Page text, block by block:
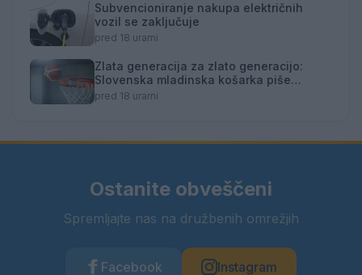
Subvencioniranje nakupa električnih
vozil se zaključuje
pred 18 urami
Zlata generacija za zlato generacijo:
Slovenska mladinska košarka piše
zgodovino
pred 18 urami
Ostanite obveščeni
Spremljajte nas na družbenih omrežjih
Facebook Instagram